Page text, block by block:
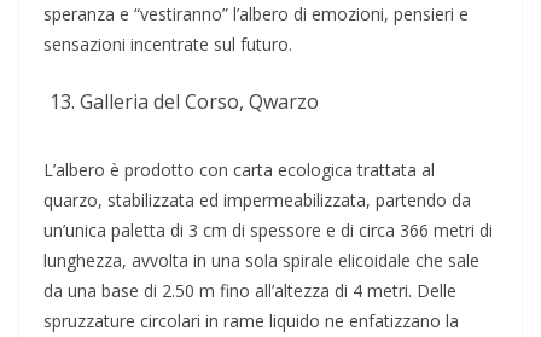
speranza e “vestiranno” l’albero di emozioni, pensieri e
sensazioni incentrate sul futuro.
Galleria del Corso, Qwarzo
L’albero è prodotto con carta ecologica trattata al
quarzo, stabilizzata ed impermeabilizzata, partendo da
un’unica paletta di 3 cm di spessore e di circa 366 metri di
lunghezza, avvolta in una sola spirale elicoidale che sale
da una base di 2.50 m fino all’altezza di 4 metri. Delle
spruzzature circolari in rame liquido ne enfatizzano la